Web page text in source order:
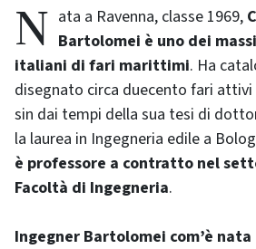
Nata a Ravenna, classe 1969,
Bartolomei è uno dei
italiani di fari marittimi. Ha
disegnato circa duecento fari attivi
sin dai tempi della sua tesi di
la laurea in Ingegneria edile a
è professore a contratto nel
Facoltà di Ingegneria.
Ingegner Bartolomei com’è nata